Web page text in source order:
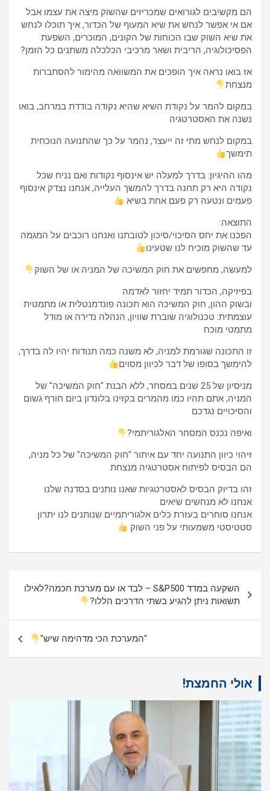
הם מקשיבים לגורואים שמכריזים שהשוק מיצה את עצמו אבל
אם אי אפשר לנחש את שיא המעוף של הכדור, איך תוכלו לנחש
את שיא השוק שבו הכוחות של הקונים, המוכרים, השפעת
הפסיכולוגיה, הריבית ושאר מרכיבי הכלכלה משתנים כל הזמן?
אז בואו נראה איך הופכים את המשוואה מהימור להסתברות
מנצחת
במקום להמר על נקודת השיא שהיא נקודה בודדת במרחב, בואו
נשנה את האסטרטגיה
במקום לנחש מתי זה ייעצר, נהמר על כך שהתנועה הנוכחית
תימשך
מהו ההיגיון: בדרך למעלה יש אינסוף נקודות ואם נניח שכל
נקודה היא רק תחנה בדרך להמשך העלייה, אנחנו נצדק אינסוף
פעמים ונטעה רק פעם אחת בשיא
התוצאה:
הפכנו את יחס הסיכוי/סיכון לטובתנו ואנחנו רוכבים על המגמה
עד שהשוק מוכיח לנו שטעינו
למעשה, מחפשים את חוק המשיכה של המניה או של השוק
בפיזיקה, הכדור תמיד יחזור לאדמה
ובשוק ההון, חוק המשיכה הוא תכונה פונדמנטלית או מתמטית
עוצמתית: טכנולוגיה שוברת שוויון, הנהלה נדירה או מודל
מתמטי מוכח
זו התכונה שגורמת למניה, לא משנה כמה תנודות יהיו לה בדרך,
להימשך בסופו של דבר לכיוון מסוים
מניסיון של 25 שנים במסחר, ללא הבנת "חוק המשיכה" של
המניה, אתם תהיו כמו מהמרים בקזינו בלונדון ביום חורף גשום
והסיכויים נגדכם
ואיפה נכנס המסחר האלגוריתמי?
זיהוי כיוון התנועה יחד עם איתור "חוק המשיכה" של כל מניה,
הם הבסיס לפיתוח אסטרטגיה מנצחת
זהו בדיוק הבסיס לאסטרטגיות שאנו נותנים בסדנה שלנו
אנחנו לא מנחשים שיאים
אנחנו סוחרים בעזרת כלים אלגוריתמיים שנותנים לנו יתרון
סטטיסטי משמעותי על פני השוק
השקעה במדד S&P500 – לבד או עם מערכת חכמה?לאילו
תשואות ניתן להגיע בשתי הדרכים הללו?
"המערכת הכי מדהימה שיש"
אולי החמצת!